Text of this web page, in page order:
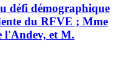
défi démographique
du RFVE ; Mme
l'Andev, et M.